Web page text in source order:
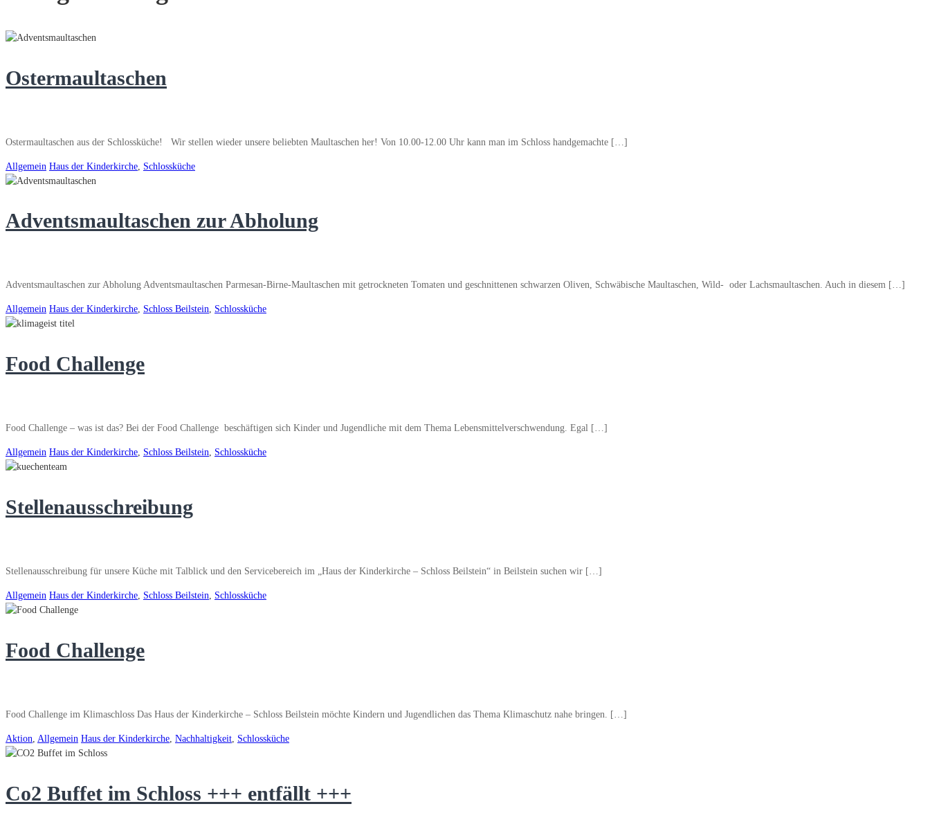
Ostermaultaschen
Ostermaultaschen aus der Schlossküche! Wir stellen wieder unsere beliebten Maultaschen her! Von 10.00-12.00 Uhr kann man im Schloss handgemachte […]
Allgemein Haus der Kinderkirche Schlossküche
Adventsmaultaschen zur Abholung
Adventsmaultaschen zur Abholung Adventsmaultaschen Parmesan-Birne-Maultaschen mit getrockneten Tomaten und geschnittenen schwarzen Oliven, Schwäbische Maultaschen, Wild- oder Lachsmaultaschen. Auch in diesem […]
Allgemein Haus der Kinderkirche, Schloss Beilstein, Schlossküche
Food Challenge
Food Challenge – was ist das? Bei der Food Challenge beschäftigen sich Kinder und Jugendliche mit dem Thema Lebensmittelverschwendung. Egal […]
Allgemein Haus der Kinderkirche, Schloss Beilstein, Schlossküche
Stellenausschreibung
Stellenausschreibung für unsere Küche mit Talblick und den Servicebereich im „Haus der Kinderkirche – Schloss Beilstein“ in Beilstein suchen wir […]
Allgemein Haus der Kinderkirche Schloss Beilstein Schlossküche
Food Challenge
Food Challenge im Klimaschloss Das Haus der Kinderkirche – Schloss Beilstein möchte Kindern und Jugendlichen das Thema Klimaschutz nahe bringen. […]
Aktion Allgemein Haus der Kinderkirche Nachhaltigkeit Schlossküche
Co2 Buffet im Schloss +++ entfällt +++